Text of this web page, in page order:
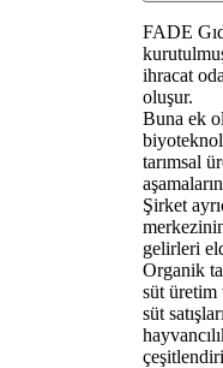
FADE
ihracat
oluşur.
Buna ek
tarımsal
Şirket
gelirleri
Organik
süt üretim
süt